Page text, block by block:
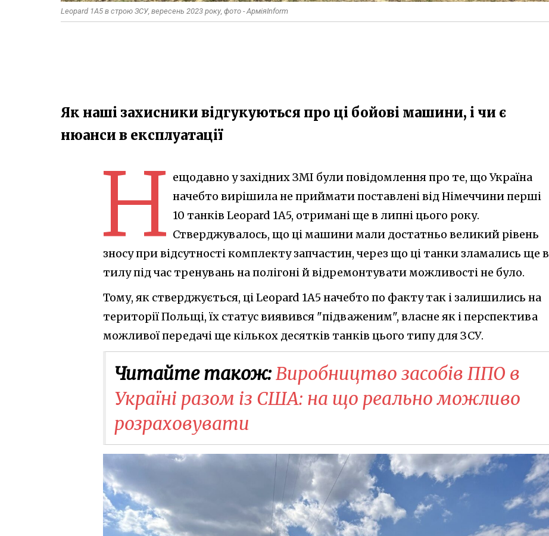
Leopard 1A5 в строю ЗСУ, вересень 2023 року, фото - АрміяInform
Як наші захисники відгукуються про ці бойові машини, і чи є
нюанси в експлуатації
Н ещодавно у західних ЗМІ були повідомлення про те, що Україна
начебто вирішила не приймати поставлені від Німеччини перші
10 танків Leopard 1A5, отримані ще в липні цього року.
Стверджувалось, що ці машини мали достатньо великий рівень
зносу при відсутності комплекту запчастин, через що ці танки зламались ще в
тилу під час тренувань на полігоні й відремонтувати можливості не було.
Тому, як стверджується, ці Leopard 1A5 начебто по факту так і залишились на
території Польщі, їх статус виявився "підваженим", власне як і перспектива
можливої передачі ще кількох десятків танків цього типу для ЗСУ.
Читайте також:Виробництво засобів ППО в
Україні разом із США: на що реально можливо
розраховувати